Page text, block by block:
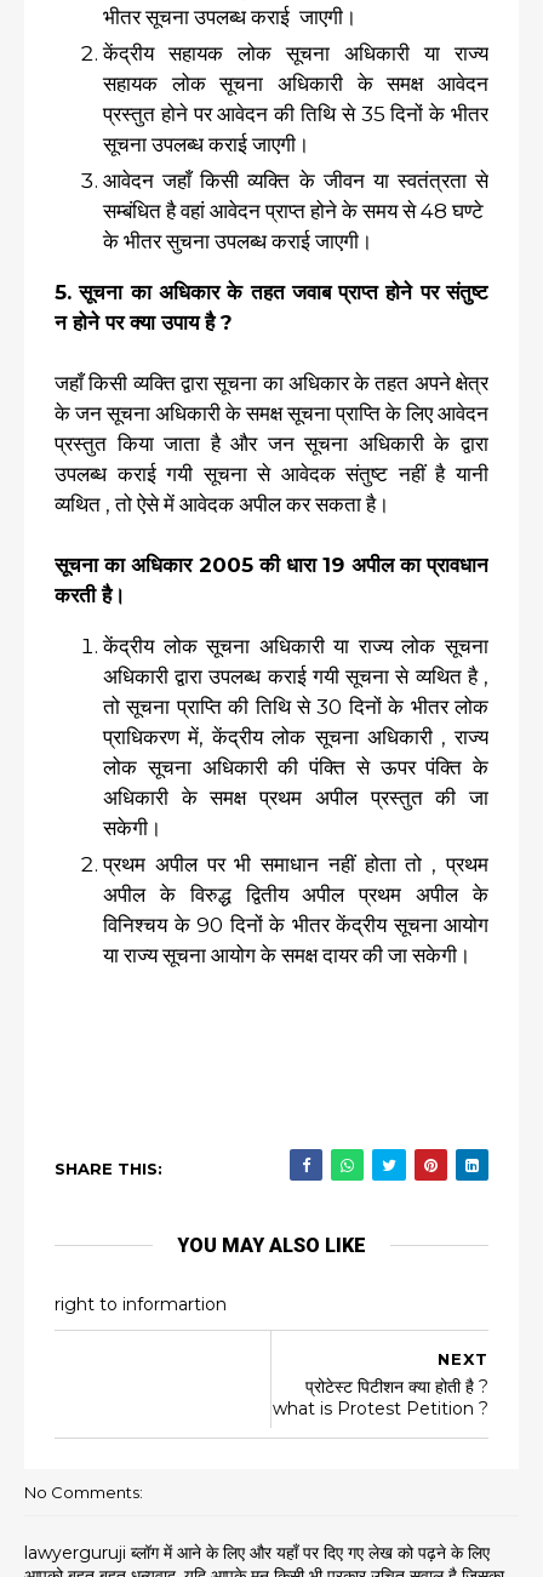
भीतर सूचना उपलब्ध कराई जाएगी।
केंद्रीय सहायक लोक सूचना अधिकारी या राज्य
सहायक लोक सूचना अधिकारी के समक्ष आवेदन
प्रस्तुत होने पर आवेदन की तिथि से 35 दिनों के भीतर
सूचना उपलब्ध कराई जाएगी।
आवेदन जहाँ किसी व्यक्ति के जीवन या स्वतंत्रता से
सम्बंधित है वहां आवेदन प्राप्त होने के समय से 48 घण्टे
के भीतर सुचना उपलब्ध कराई जाएगी।
5. सूचना का अधिकार के तहत जवाब प्राप्त होने पर संतुष्ट
न होने पर क्या उपाय है ?
जहाँ किसी व्यक्ति द्वारा सूचना का अधिकार के तहत अपने क्षेत्र
के जन सूचना अधिकारी के समक्ष सूचना प्राप्ति के लिए आवेदन
प्रस्तुत किया जाता है और जन सूचना अधिकारी के द्वारा
उपलब्ध कराई गयी सूचना से आवेदक संतुष्ट नहीं है यानी
व्यथित , तो ऐसे में आवेदक अपील कर सकता है।
सूचना का अधिकार 2005 की धारा 19 अपील का प्रावधान
करती है।
केंद्रीय लोक सूचना अधिकारी या राज्य लोक सूचना
अधिकारी द्वारा उपलब्ध कराई गयी सूचना से व्यथित है ,
तो सूचना प्राप्ति की तिथि से 30 दिनों के भीतर लोक
प्राधिकरण में, केंद्रीय लोक सूचना अधिकारी , राज्य
लोक सूचना अधिकारी की पंक्ति से ऊपर पंक्ति के
अधिकारी के समक्ष प्रथम अपील प्रस्तुत की जा
सकेगी।
प्रथम अपील पर भी समाधान नहीं होता तो , प्रथम
अपील के विरुद्ध द्वितीय अपील प्रथम अपील के
विनिश्चय के 90 दिनों के भीतर केंद्रीय सूचना आयोग
या राज्य सूचना आयोग के समक्ष दायर की जा सकेगी।
SHARE THIS:
YOU MAY ALSO LIKE
right to informartion
NEXT
प्रोटेस्ट पिटीशन क्या होती है ?
what is Protest Petition ?
No Comments:
lawyerguruji ब्लॉग में आने के लिए और यहाँ पर दिए गए लेख को पढ़ने के लिए